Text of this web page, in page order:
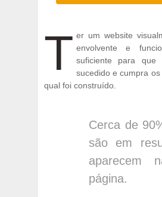
T er um website
envolvente e
suficiente para que
sucedido e cumpra
qual foi construído.
Cerca de
são em
aparecem
página.